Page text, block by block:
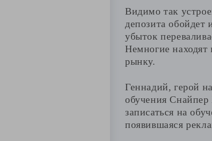
Видимо так
депозита обойдет
убыток
Немногие находят
рынку.
Геннадий, герой
обучения Снайпер
записаться на
появившаяся